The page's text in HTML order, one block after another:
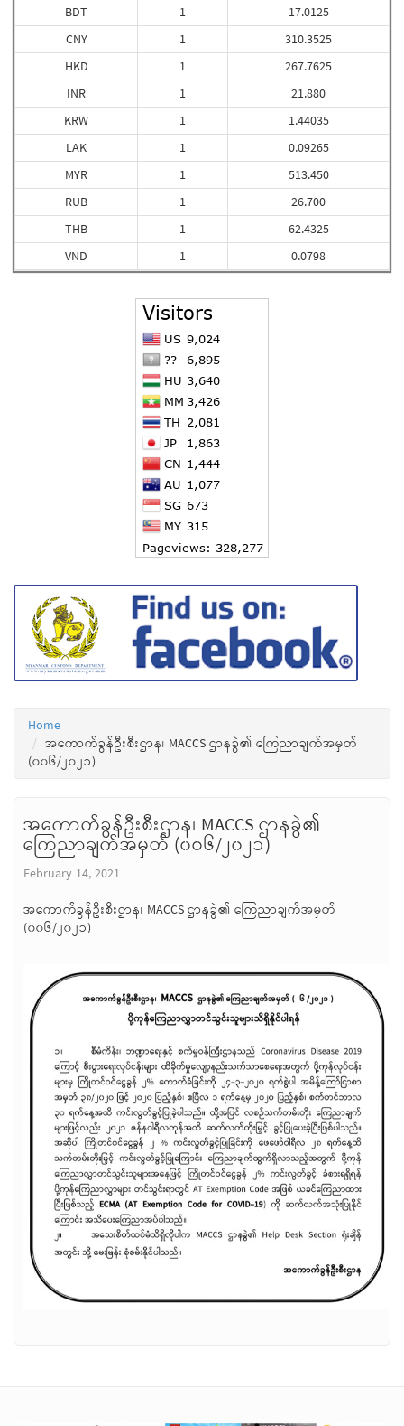
BDT
CNY
HKD
INR
KRW
LAK
MYR
RUB
THB
VND
1
1
1
1
1
1
1
1
1
1
17.0125
310.3525
267.7625
21.880
1.44035
0.09265
513.450
26.700
62.4325
0.0798
Home
အကောက်ခွန်ဦးစီးဌာန၊ MACCS ဌာနခွဲ၏ ကြေညာချက်အမှတ်
(၀၀၆/၂၀၂၁)
အကောက်ခွန်ဦးစီးဌာန၊ MACCS ဌာနခွဲ၏
ကြေညာချက်အမှတ် (၀၀၆/၂၀၂၁)
February 14, 2021
အကောက်ခွန်ဦးစီးဌာန၊ MACCS ဌာနခွဲ၏ ကြေညာချက်အမှတ်
(၀၀၆/၂၀၂၁)